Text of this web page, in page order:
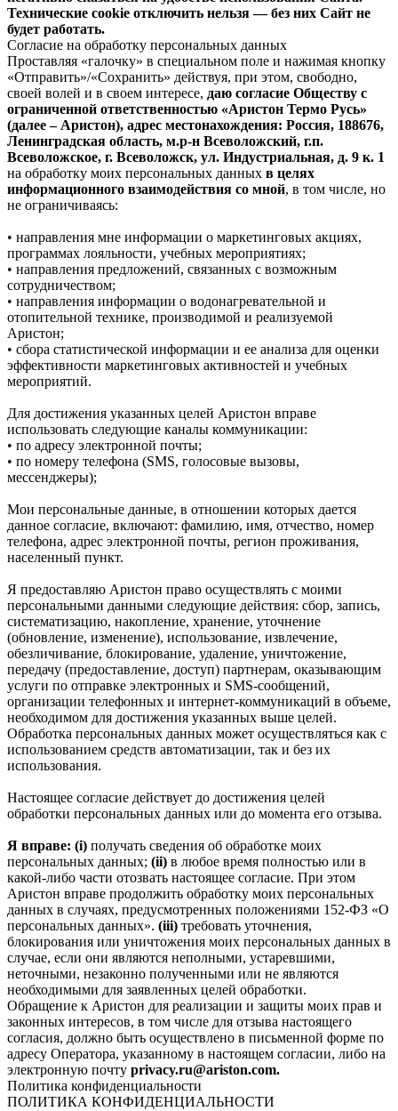
Технические cookie отключить нельзя — без них Сайт не
будет работать.
Согласие на обработку персональных данных
Проставляя «галочку» в специальном поле и нажимая кнопку
«Отправить»/«Сохранить» действуя, при этом, свободно,
своей волей и в своем интересе, даю согласие Обществу с
ограниченной ответственностью «Аристон Термо Русь»
(далее – Аристон), адрес местонахождения: Россия, 188676,
Ленинградская область, м.р-н Всеволожский, г.п.
Всеволожское, г. Всеволожск, ул. Индустриальная, д. 9 к. 1
на обработку моих персональных данных в целях
информационного взаимодействия со мной, в том числе, но
не ограничиваясь:
• направления мне информации о маркетинговых акциях,
программах лояльности, учебных мероприятиях;
• направления предложений, связанных с возможным
сотрудничеством;
• направления информации о водонагревательной и
отопительной технике, производимой и реализуемой
Аристон;
• сбора статистической информации и ее анализа для оценки
эффективности маркетинговых активностей и учебных
мероприятий.
Для достижения указанных целей Аристон вправе
использовать следующие каналы коммуникации:
• по адресу электронной почты;
• по номеру телефона (SMS, голосовые вызовы,
мессенджеры);
Мои персональные данные, в отношении которых дается
данное согласие, включают: фамилию, имя, отчество, номер
телефона, адрес электронной почты, регион проживания,
населенный пункт.
Я предоставляю Аристон право осуществлять с моими
персональными данными следующие действия: сбор, запись,
систематизацию, накопление, хранение, уточнение
(обновление, изменение), использование, извлечение,
обезличивание, блокирование, удаление, уничтожение,
передачу (предоставление, доступ) партнерам, оказывающим
услуги по отправке электронных и SMS‑сообщений,
организации телефонных и интернет‑коммуникаций в объеме,
необходимом для достижения указанных выше целей.
Обработка персональных данных может осуществляться как с
использованием средств автоматизации, так и без их
использования.
Настоящее согласие действует до достижения целей
обработки персональных данных или до момента его отзыва.
Я вправе: (i) получать сведения об обработке моих
персональных данных; (ii) в любое время полностью или в
какой-либо части отозвать настоящее согласие. При этом
Аристон вправе продолжить обработку моих персональных
данных в случаях, предусмотренных положениями 152-ФЗ «О
персональных данных». (iii) требовать уточнения,
блокирования или уничтожения моих персональных данных в
случае, если они являются неполными, устаревшими,
неточными, незаконно полученными или не являются
необходимыми для заявленных целей обработки.
Обращение к Аристон для реализации и защиты моих прав и
законных интересов, в том числе для отзыва настоящего
согласия, должно быть осуществлено в письменной форме по
адресу Оператора, указанному в настоящем согласии, либо на
электронную почту privacy.ru@ariston.com.
Политика конфиденциальности
ПОЛИТИКА КОНФИДЕНЦИАЛЬНОСТИ